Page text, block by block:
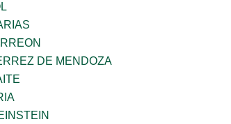
DE MENDOZA